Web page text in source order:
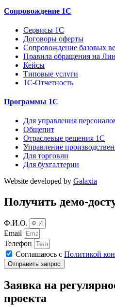
Сопровождение 1С
Сервисы 1С
Договоры оферты
Сопровождение базовых
Правила обращения на
Кейсы
Типовые услуги
1С-Отчетность
Программы 1С
Для управления
Общепит
Отраслевые решения 1С
Управление
Для торговли
Для бухгалтерии
Website developed by Galaxia
Получить демо-
Ф.И.О.
Email
Телефон
Соглашаюсь с Политикой
Отправить запрос
Заявка на
проекта